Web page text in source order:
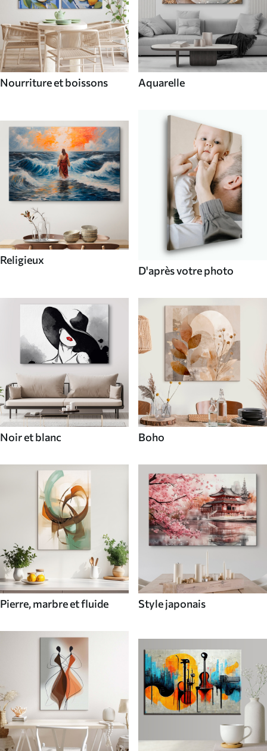
Nourriture et boissons Aquarelle
Religieux
D'après votre photo
Noir et blanc Boho
Pierre, marbre et fluide Style japonais